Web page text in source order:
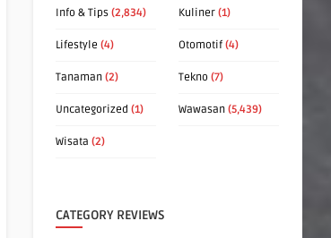
Info & Tips (2,834) Kuliner (1)
Lifestyle (4) Otomotif (4)
Tanaman (2) Tekno (7)
Uncategorized (1) Wawasan (5,439)
Wisata (2)
CATEGORY REVIEWS